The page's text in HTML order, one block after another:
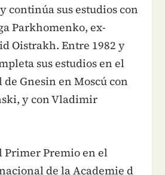
continúa sus estudios con
Parkhomenko, ex-
Oistrakh. Entre 1982 y
sus estudios en el
Gnesin en Moscú con
y con Vladimir
Primer Premio en el
de la Academie d